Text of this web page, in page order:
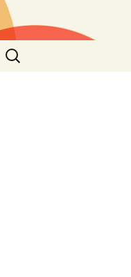
Buscar: